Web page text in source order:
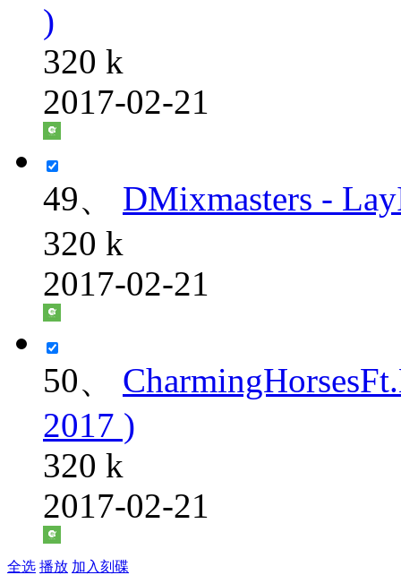
)
320 k
2017-02-21
49、
DMixmasters -
320 k
2017-02-21
50、
2017 )
320 k
2017-02-21
全选 播放 加入刻碟